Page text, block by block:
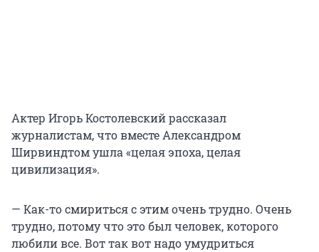
Актер Игорь Костолевский рассказал
журналистам, что вместе Александром
Ширвиндтом ушла «целая эпоха, целая
цивилизация».
— Как-то смириться с этим очень трудно. Очень
трудно, потому что это был человек, которого
любили все. Вот так вот надо умудриться